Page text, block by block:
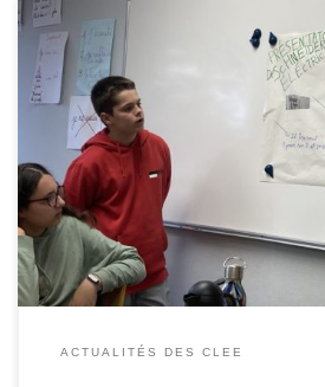
C’est au collège Romain Rolland que la
Schneider des Agriers (Angoulême) et
reçus par les élèves de 4éme SEGPA
en entreprise en immersion sur 2 jours
élèves , à leur tour […]
ACTUALITÉS DES CLEE